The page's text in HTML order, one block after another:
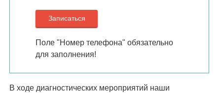
Поле "Номер телефона" обязательно
для заполнения!
В ходе диагностических мероприятий наши